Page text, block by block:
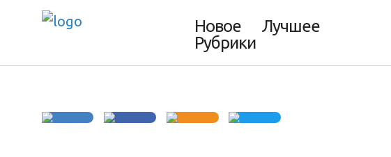
Новое
Лучшее
Рубрики
зомби-апокалипсис